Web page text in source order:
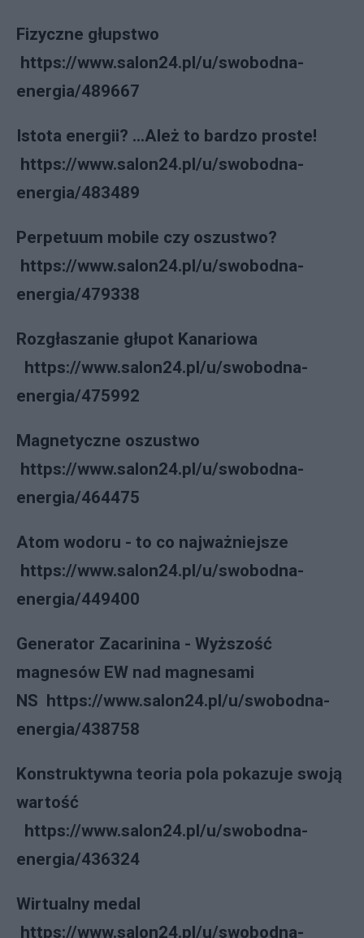
Fizyczne głupstwo
https://www.salon24.pl/u/swobodna-
energia/489667
Istota energii? ...Ależ to bardzo proste!
https://www.salon24.pl/u/swobodna-
energia/483489
Perpetuum mobile czy oszustwo?
https://www.salon24.pl/u/swobodna-
energia/479338
Rozgłaszanie głupot Kanariowa
https://www.salon24.pl/u/swobodna-
energia/475992
Magnetyczne oszustwo
https://www.salon24.pl/u/swobodna-
energia/464475
Atom wodoru - to co najważniejsze
https://www.salon24.pl/u/swobodna-
energia/449400
Generator Zacarinina - Wyższość
magnesów EW nad magnesami
NS https://www.salon24.pl/u/swobodna-
energia/438758
Konstruktywna teoria pola pokazuje swoją
wartość
https://www.salon24.pl/u/swobodna-
energia/436324
Wirtualny medal
https://www.salon24.pl/u/swobodna-